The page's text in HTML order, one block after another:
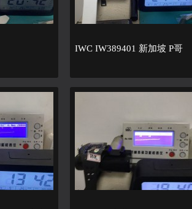
IWC IW389401 新加坡 P哥